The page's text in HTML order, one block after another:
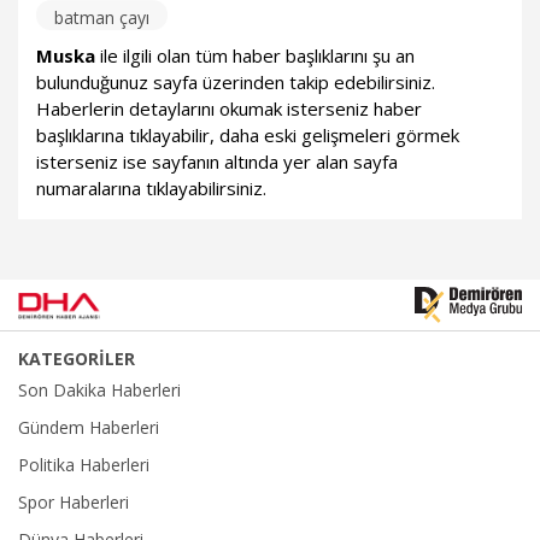
batman çayı
Muska ile ilgili olan tüm haber başlıklarını şu an
bulunduğunuz sayfa üzerinden takip edebilirsiniz.
Haberlerin detaylarını okumak isterseniz haber
başlıklarına tıklayabilir, daha eski gelişmeleri görmek
isterseniz ise sayfanın altında yer alan sayfa
numaralarına tıklayabilirsiniz.
KATEGORİLER
Son Dakika Haberleri
Gündem Haberleri
Politika Haberleri
Spor Haberleri